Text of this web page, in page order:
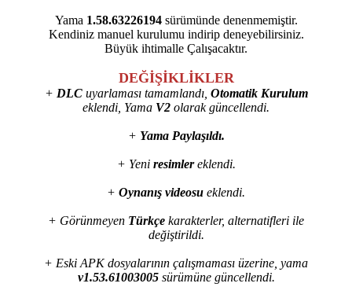
Yama 1.58.63226194sürümünde denenmemiştir.
Kendiniz manuel kurulumu indirip deneyebilirsiniz.
Büyük ihtimalle Çalışacaktır.
DEĞİŞİKLİKLER
+ DLCuyarlaması tamamlandı, Otomatik Kurulum
eklendi, Yama V2 olarak güncellendi.
+ Yama Paylaşıldı.
+ Yeni resimlereklendi.
+ Oynanış videosu eklendi.
+ Görünmeyen Türkçe karakterler, alternatifleri ile
değiştirildi.
+ Eski APK dosyalarının çalışmaması üzerine, yama
v1.53.61003005sürümüne güncellendi.